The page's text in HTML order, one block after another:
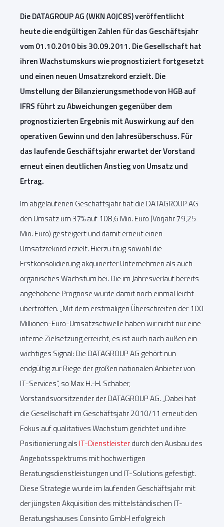
Die DATAGROUP AG (WKN A0JC8S) veröffentlicht
heute die endgültigen Zahlen für das Geschäftsjahr
vom 01.10.2010 bis 30.09.2011. Die Gesellschaft hat
ihren Wachstumskurs wie prognostiziert fortgesetzt
und einen neuen Umsatzrekord erzielt. Die
Umstellung der Bilanzierungsmethode von HGB auf
IFRS führt zu Abweichungen gegenüber dem
prognostizierten Ergebnis mit Auswirkung auf den
operativen Gewinn und den Jahresüberschuss. Für
das laufende Geschäftsjahr erwartet der Vorstand
erneut einen deutlichen Anstieg von Umsatz und
Ertrag.
Im abgelaufenen Geschäftsjahr hat die DATAGROUP AG
den Umsatz um 37% auf 108,6 Mio. Euro (Vorjahr 79,25
Mio. Euro) gesteigert und damit erneut einen
Umsatzrekord erzielt. Hierzu trug sowohl die
Erstkonsolidierung akquirierter Unternehmen als auch
organisches Wachstum bei. Die im Jahresverlauf bereits
angehobene Prognose wurde damit noch einmal leicht
übertroffen. „Mit dem erstmaligen Überschreiten der 100
Millionen-Euro-Umsatzschwelle haben wir nicht nur eine
interne Zielsetzung erreicht, es ist auch nach außen ein
wichtiges Signal: Die DATAGROUP AG gehört nun
endgültig zur Riege der großen nationalen Anbieter von
IT-Services“, so Max H.-H. Schaber,
Vorstandsvorsitzender der DATAGROUP AG. „Dabei hat
die Gesellschaft im Geschäftsjahr 2010/11 erneut den
Fokus auf qualitatives Wachstum gerichtet und ihre
Positionierung als IT-Dienstleisterdurch den Ausbau des
Angebotsspektrums mit hochwertigen
Beratungsdienstleistungen und IT-Solutions gefestigt.
Diese Strategie wurde im laufenden Geschäftsjahr mit
der jüngsten Akquisition des mittelständischen IT-
Beratungshauses Consinto GmbH erfolgreich